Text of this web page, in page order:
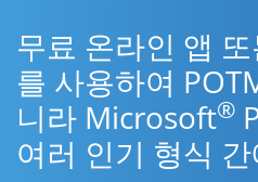
무료 온라인 앱
를 사용하여
니라 Microsoft®
여러 인기 형식